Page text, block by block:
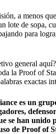
a menos
lote de sopa,
para
general
la Proof of
exactas
es un
se han unido
de Proof of